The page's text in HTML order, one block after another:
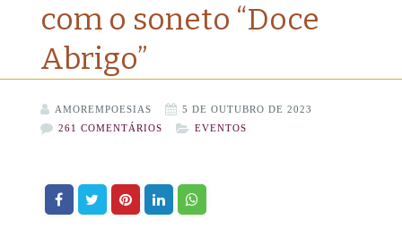
com o soneto “Doce
Abrigo”
AMOREMPOESIAS
5 DE OUTUBRO DE 2023
261 COMENTÁRIOS
EVENTOS